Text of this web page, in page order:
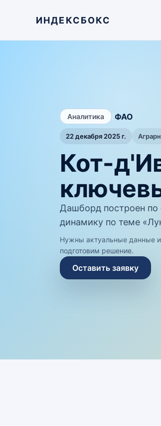
ИНДЕКСБОКС
Аналитика /ФАО
22 декабря 2025 г.
Кот-
Дашборд построен
динамику по теме
Нужны актуальные данные
подготовим решение.
Оставить заявку